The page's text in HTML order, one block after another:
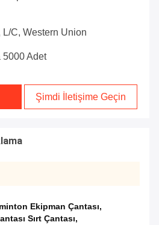
L/C, Western Union
5000 Adet
Şimdi İletişime Geçin
Ekipman Çantası,
Sırt Çantası,